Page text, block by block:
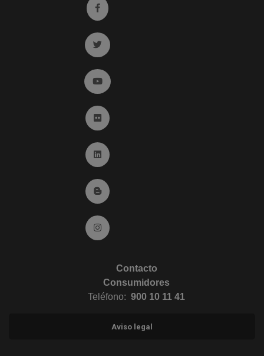
Ir a facebook (abre en ventana nueva)
Ir a twitter (abre en ventana nueva)
Ir a YouTube (abre en ventana nueva)
Ir a Flickr (abre en ventana nueva)
Ir a Linkedin (abre en ventana nueva)
Ir al Blog (abre en ventana nueva)
Ir a Instagram (abre en ventana nueva)
Contacto
Consumidores
Teléfono: 900 10 11 41
Aviso legal